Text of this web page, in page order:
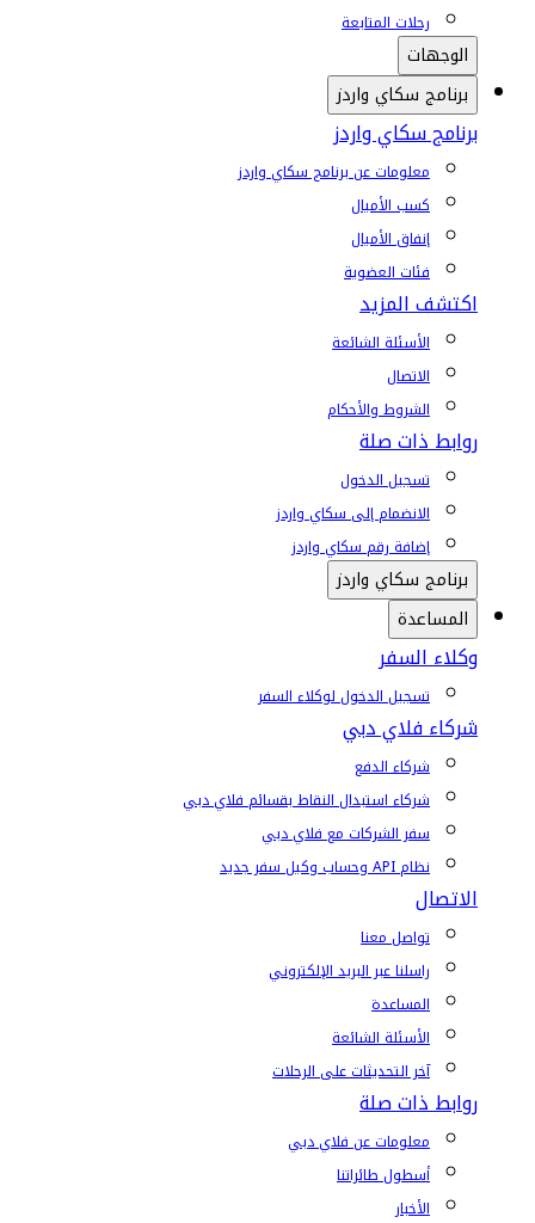
رحلات المتابعة
الوجهات
برنامج سكاي واردز
برنامج سكاي واردز
معلومات عن برنامج سكاي واردز
كسب الأميال
إنفاق الأميال
فئات العضوية
اكتشف المزيد
الأسئلة الشائعة
الاتصال
الشروط والأحكام
روابط ذات صلة
تسجيل الدخول
الانضمام إلى سكاي واردز
إضافة رقم سكاي واردز
برنامج سكاي واردز
المساعدة
وكلاء السفر
تسجيل الدخول لوكلاء السفر
شركاء فلاي دبي
شركاء الدفع
شركاء استبدال النقاط بقسائم فلاي دبي
سفر الشركات مع فلاي دبي
نظام API وحساب وكيل سفر جديد
الاتصال
تواصل معنا
راسلنا عبر البريد الإلكتروني
المساعدة
الأسئلة الشائعة
آخر التحديثات على الرحلات
روابط ذات صلة
معلومات عن فلاي دبي
أسطول طائراتنا
الأخبار